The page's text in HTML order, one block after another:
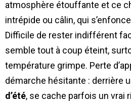
atmosphère étouffante et ce
intrépide ou câlin, qui
Difficile de rester indifférent
semble tout à coup éteint,
température grimpe. Perte
démarche hésitante : derrière
d’été, se cache parfois un vrai